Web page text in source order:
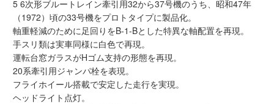
中部 関西
中国・四国
5 6次形ブルートレイン牽引用32から37号機のうち、昭和47年
（1972）頃の33号機をプロトタイプに製品化。
軸重軽減のために足回りをB-1-Bとした特異な軸配置を再現。
手スリ類は実車同様に白色で再現。
運転台窓ガラスがHゴム支持の形態を再現。
20系牽引用ジャンパ栓を表現。
フライホイール搭載で安定した走行を実現。
ヘッドライト点灯。